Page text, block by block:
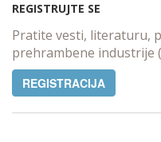
REGISTRUJTE SE
Pratite vesti, literaturu,
prehrambene industrije
REGISTRACIJA